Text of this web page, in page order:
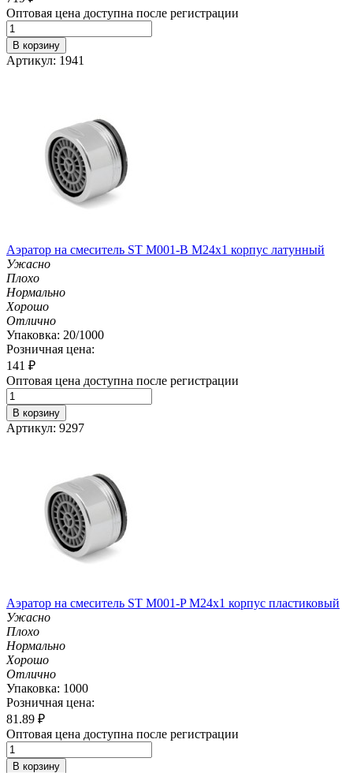
Оптовая цена доступна после регистрации
В корзину
Артикул: 1941
Аэратор на смеситель ST М001-B М24х1 корпус латунный
Ужасно
Плохо
Нормально
Хорошо
Отлично
Упаковка: 20/1000
Розничная цена:
141 ₽
Оптовая цена доступна после регистрации
В корзину
Артикул: 9297
Аэратор на смеситель ST М001-P М24х1 корпус пластиковый
Ужасно
Плохо
Нормально
Хорошо
Отлично
Упаковка: 1000
Розничная цена:
81.89 ₽
Оптовая цена доступна после регистрации
В корзину